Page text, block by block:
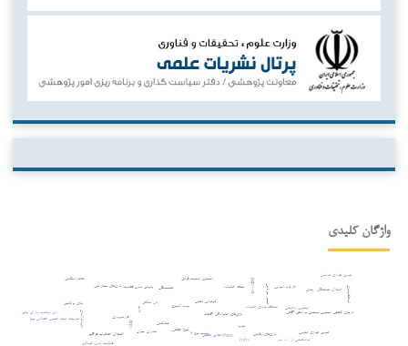
واژگان کلیدی
بلوغ عاطفی
طلاق عاطفی
زنان متأهل
تبریز
همبستگی
بازی‌های خانوادگی آگاهانه
نشاط خانواده
انعطاف پذیری خانواده
شادکامی
فرزندپروری
استرس والدینی
مادران جوان
درمان کاهش استرس مبتنی بر ذهن آگاهی
پذیرش بدون قضاوت
مردم آمیزی
احساس امنیت فردی
اختلال اضطراب فراگیر
اختلال هماهنگی رشدی
خودکارآمدی
تبحر حرکتی بازی‌های مشارکتی
بازی‌های رقابتی
بادی پرکاشن
کارکرد اجرایی
کم‌توانی ذهنی
فعالیت بدنی کودکان
تمرینات ثبات عصبی عضلانی پویا
توانبخشی از راه دور
وزن
انعطاف‌پذیری
زنان سالمند دارای چاق
دیابت نوع ۲
تمرین هوازی تداومی
تمرین هوازی تناوبی
pgc-۱α
tfam
mfn۱
drp۱
عضله اسکلتی